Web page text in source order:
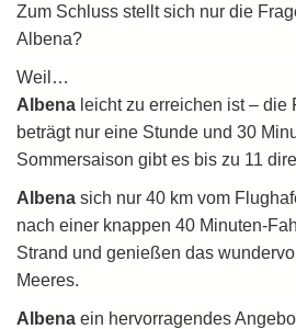
Zum Schluss stellt sich nur die
Albena?
Weil…
Albena leicht zu erreichen ist –
beträgt nur eine Stunde und 30
Sommersaison gibt es bis zu 11
Albena sich nur 40 km vom
nach einer knappen 40 Minuten-
Strand und genießen das
Meeres.
Albena ein hervorragendes